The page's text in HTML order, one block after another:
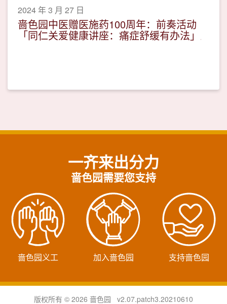
2024 年 3 月 27 日
啬色园中医赠医施药100周年：前奏活动
「同仁关爱健康讲座：痛症舒缓有办法」
一齐来出分力
啬色园需要您支持
啬色园义工 加入啬色园 支持啬色园
版权所有 © 2026 啬色园 v2.07.patch3.20210610